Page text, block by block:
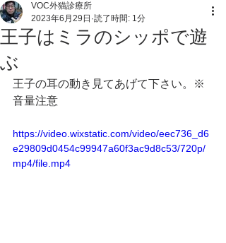
王子はミラのシッポで遊
ぶ
VOC外猫診療所
2023年6月29日 読了時間: 1分
王子の耳の動き見てあげて下さい。※
音量注意
https://video.wixstatic.com/video/eec736_d6
e29809d0454c99947a60f3ac9d8c53/720p/
mp4/file.mp4